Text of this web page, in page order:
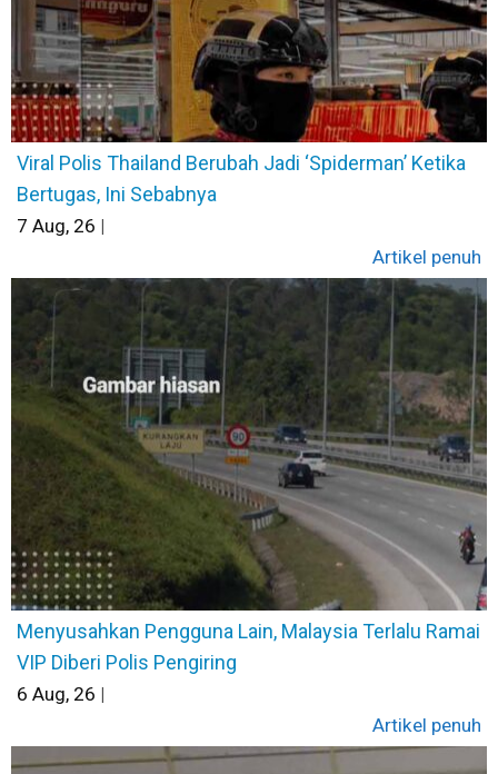
Viral Polis Thailand Berubah Jadi ‘Spiderman’ Ketika
Bertugas, Ini Sebabnya
7 Aug, 26 |
Artikel penuh
Menyusahkan Pengguna Lain, Malaysia Terlalu Ramai
VIP Diberi Polis Pengiring
6 Aug, 26 |
Artikel penuh